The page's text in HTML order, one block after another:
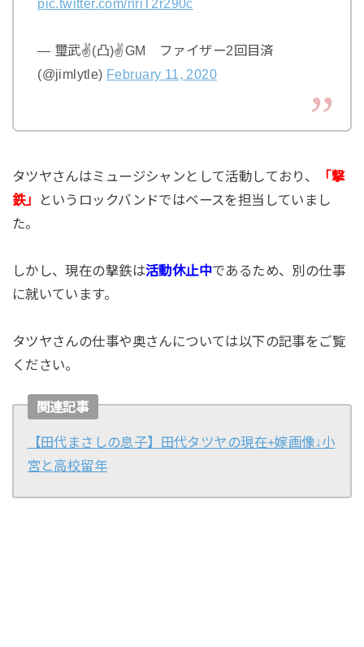
pic.twitter.com/nriT2r290c
— 璽武✌(凸)✌GM ファイザー2回目済
(@jimlytle) February 11, 2020
タツヤさんはミュージシャンとして活動しており、
「撃
鉄」
というロックバンドではベースを担当していまし
た。
しかし、現在の撃鉄は活動休止中であるため、別の仕事
に就いています。
タツヤさんの仕事や奥さんについては以下の記事をご覧
ください。
関連記事
【田代まさしの息子】田代タツヤの現在+嫁画像↓小
宮と高校留年